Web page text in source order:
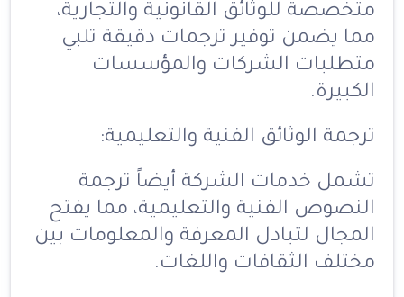
متخصصة للوثائق القانونية والتجارية،
مما يضمن توفير ترجمات دقيقة تلبي
متطلبات الشركات والمؤسسات
الكبيرة.
ترجمة الوثائق الفنية والتعليمية:
تشمل خدمات الشركة أيضاً ترجمة
النصوص الفنية والتعليمية، مما يفتح
المجال لتبادل المعرفة والمعلومات بين
مختلف الثقافات واللغات.